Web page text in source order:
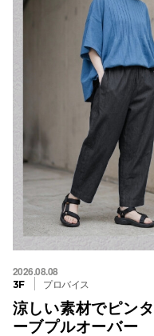
2026.08.08
3F プロバイス
涼しい素材でピン
ーブプルオーバー